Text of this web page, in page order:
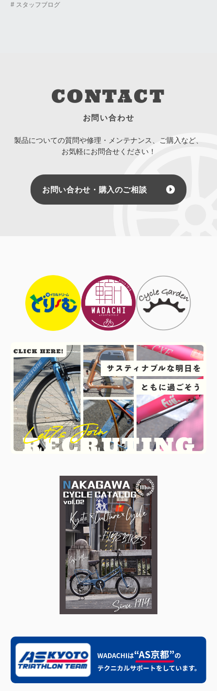
# スタッフブログ
CONTACT
お問い合わせ
製品についての質問や修理・メンテナンス、ご購入など、
お気軽にお問合せください！
お問い合わせ・購入のご相談